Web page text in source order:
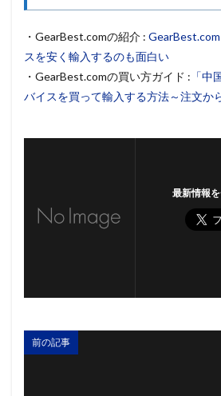
・GearBest.comの紹介 :
スを安く輸入するのも面白い
・GearBest.comの買い方ガイド : 「中
バイスを買って輸入する方法～注文か
最新情報
前の記事